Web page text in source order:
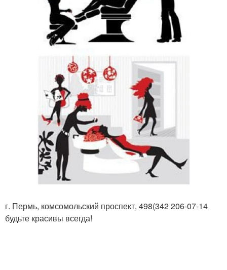
г. Пермь, комсомольский проспект, 498(342 206-07-14
будьте красивы всегда!